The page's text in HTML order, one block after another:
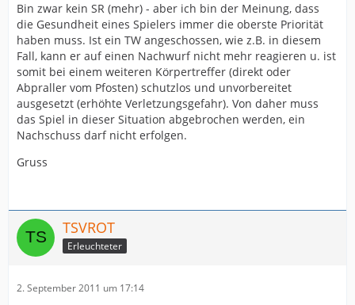
Bin zwar kein SR (mehr) - aber ich bin der Meinung, dass
die Gesundheit eines Spielers immer die oberste Priorität
haben muss. Ist ein TW angeschossen, wie z.B. in diesem
Fall, kann er auf einen Nachwurf nicht mehr reagieren u. ist
somit bei einem weiteren Körpertreffer (direkt oder
Abpraller vom Pfosten) schutzlos und unvorbereitet
ausgesetzt (erhöhte Verletzungsgefahr). Von daher muss
das Spiel in dieser Situation abgebrochen werden, ein
Nachschuss darf nicht erfolgen.
Gruss
TSVROT
Erleuchteter
2. September 2011 um 17:14